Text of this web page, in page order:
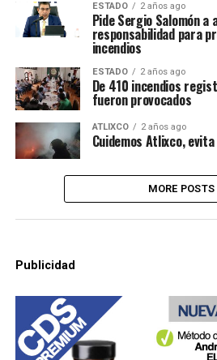
ESTADO 2 años ago
Pide Sergio Salomón a
responsabilidad para
incendios
ESTADO 2 años ago
De 410 incendios
fueron provocados
ATLIXCO 2 años ago
Cuidemos Atlixco,
MORE POSTS
Publicidad